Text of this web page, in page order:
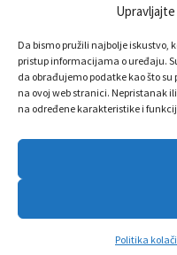
Da bismo pružili najbolje iskustvo,
pristup informacijama o uređaju.
da obrađujemo podatke kao što
na ovoj web stranici. Nepristanak
na određene karakteristike i
Politika